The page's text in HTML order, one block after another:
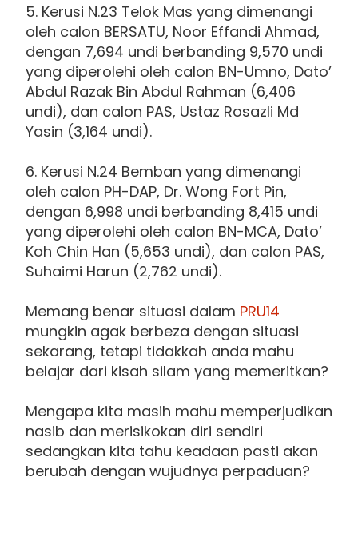
5. Kerusi N.23 Telok Mas yang dimenangi
oleh calon BERSATU, Noor Effandi Ahmad,
dengan 7,694 undi berbanding 9,570 undi
yang diperolehi oleh calon BN-Umno, Dato’
Abdul Razak Bin Abdul Rahman (6,406
undi), dan calon PAS, Ustaz Rosazli Md
Yasin (3,164 undi).
6. Kerusi N.24 Bemban yang dimenangi
oleh calon PH-DAP, Dr. Wong Fort Pin,
dengan 6,998 undi berbanding 8,415 undi
yang diperolehi oleh calon BN-MCA, Dato’
Koh Chin Han (5,653 undi), dan calon PAS,
Suhaimi Harun (2,762 undi).
Memang benar situasi dalam PRU14
mungkin agak berbeza dengan situasi
sekarang, tetapi tidakkah anda mahu
belajar dari kisah silam yang memeritkan?
Mengapa kita masih mahu memperjudikan
nasib dan merisikokan diri sendiri
sedangkan kita tahu keadaan pasti akan
berubah dengan wujudnya perpaduan?